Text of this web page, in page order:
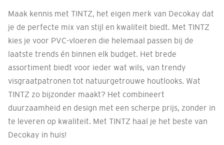
Maak kennis met TINTZ, het eigen merk van Decokay dat
je de perfecte mix van stijl en kwaliteit biedt. Met TINTZ
kies je voor PVC-vloeren die helemaal passen bij de
laatste trends én binnen elk budget. Het brede
assortiment biedt voor ieder wat wils, van trendy
visgraatpatronen tot natuurgetrouwe houtlooks. Wat
TINTZ zo bijzonder maakt? Het combineert
duurzaamheid en design met een scherpe prijs, zonder in
te leveren op kwaliteit. Met TINTZ haal je het beste van
Decokay in huis!